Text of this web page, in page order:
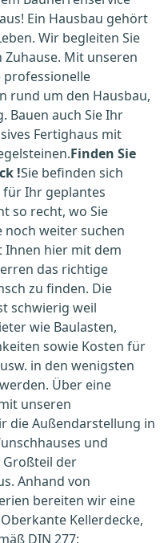
Ein Hausbau gehört
Wir begleiten Sie
Mit unseren
professionelle
rund um den Hausbau,
Bauen auch Sie Ihr
Fertighaus mit
Finden Sie
!Sie befinden sich
Ihr geplantes
so recht, wo Sie
noch weiter suchen
Ihnen hier mit dem
das richtige
zu finden. Die
schwierig weil
wie Baulasten,
sowie Kosten für
in den wenigsten
Über eine
unseren
die Außendarstellung in
und
Großteil der
Anhand von
bereiten wir eine
Kellerdecke,
DIN 277;